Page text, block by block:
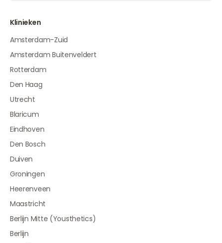
Klinieken
Amsterdam-Zuid
Amsterdam Buitenveldert
Rotterdam
Den Haag
Utrecht
Blaricum
Eindhoven
Den Bosch
Duiven
Groningen
Heerenveen
Maastricht
Berlijn Mitte (Yousthetics)
Berlijn